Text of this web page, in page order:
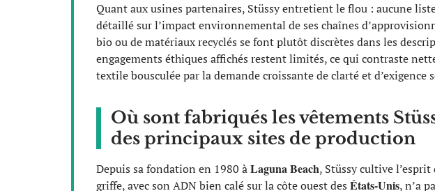
Quant aux usines partenaires, Stüssy entretient le flou : aucune
détaillé sur l’impact environnemental de ses chaînes
bio ou de matériaux recyclés se font plutôt discrètes dans les
engagements éthiques affichés restent limités, ce qui contraste
textile bousculée par la demande croissante de clarté et d’exigence
Où sont fabriqués les vêtements
des principaux sites de production
Depuis sa fondation en 1980 àLaguna Beach, Stüssy cultive
griffe, avec son ADN bien calé sur la côte ouest des États-Unis, n’a